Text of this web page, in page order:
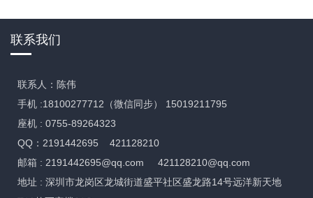
联系我们
联系人：陈伟
手机 :18100277712（微信同步） 15019211795
座机 : 0755-89264323
QQ：2191442695 421128210
邮箱 : 2191442695@qq.com 421128210@qq.com
地址 : 深圳市龙岗区龙城街道盛平社区盛龙路14号远洋新天地